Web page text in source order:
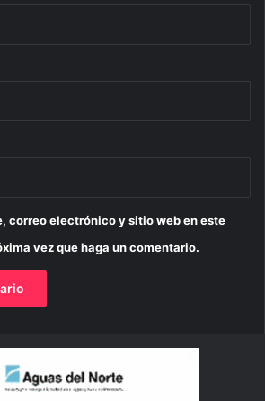
correo electrónico y sitio web en este
vez que haga un comentario.